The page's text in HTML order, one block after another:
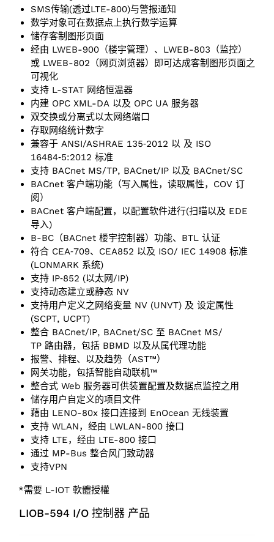
SMS传输(透过LTE-800)与警报通知
数学对象可在数据点上执行数学运算
储存客制图形页面
经由 LWEB-900（楼宇管理）、LWEB-803（监控）
或 LWEB-802（网页浏览器）即可达成客制图形页面之
可视化
支持 L-STAT 网络恒温器
内建 OPC XML-DA 以及 OPC UA 服务器
双交换或分离式以太网络端口
存取网络统计数字
兼容于 ANSI/ASHRAE 135‑2012 以 及 ISO
16484‑5:2012 标准
支持 BACnet MS/TP, BACnet/IP 以及 BACnet/SC
BACnet 客户端功能（写入属性，读取属性，COV 订
阅）
BACnet 客户端配置，以配置软件进行(扫瞄以及 EDE
导入)
B-BC（BACnet 楼宇控制器）功能、BTL 认证
符合 CEA‑709、CEA852 以及 ISO/ IEC 14908 标准
(LONMARK 系统)
支持 IP‑852 (以太网/IP)
支持动态建立或静态 NV
支持用户定义之网络变量 NV (UNVT) 及 设定属性
(SCPT, UCPT)
整合 BACnet/IP, BACnet/SC 至 BACnet MS/
TP 路由器，包括 BBMD 以及从属代理功能
报警、排程、以及趋势（AST™）
网关功能，包括智能自动联机™
整合式 Web 服务器可供装置配置及数据点监控之用
储存用户自定义的项目文件
藉由 LENO-80x 接口连接到 EnOcean 无线装置
支持 WLAN，经由 LWLAN-800 接口
支持 LTE，经由 LTE-800 接口
通过 MP-Bus 整合风门致动器
支持VPN
*需要 L-IOT 軟體授權
LIOB-594 I/O 控制器 产品